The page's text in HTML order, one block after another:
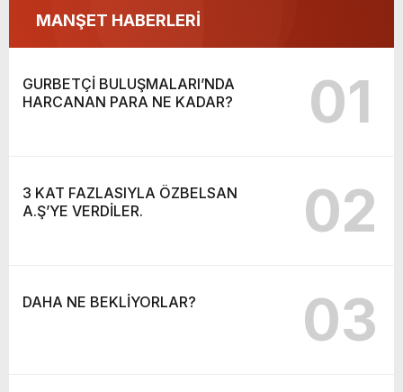
MANŞET HABERLERİ
GURBETÇİ BULUŞMALARI’NDA
HARCANAN PARA NE KADAR?
01
3 KAT FAZLASIYLA ÖZBELSAN
A.Ş’YE VERDİLER.
02
DAHA NE BEKLİYORLAR? 03